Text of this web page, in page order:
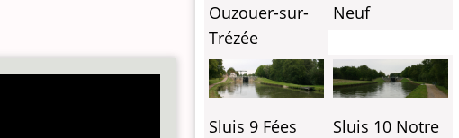
Ouzouer-sur-
Trézée
Neuf
Sluis 9 Fées
Sluis 10 Notre